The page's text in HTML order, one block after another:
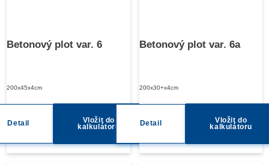
Betonový plot var. 6
200x45x4cm
Detail
Vložit do
kalkulátoru
Betonový plot var. 6a
200x30+x4cm
Detail
Vložit do
kalkulátoru